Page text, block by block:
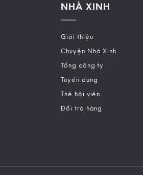
NHÀ XINH
Giới thiệu
Chuyện Nhà Xinh
Tổng công ty
Tuyển dụng
Thẻ hội viên
Đổi trả hàng